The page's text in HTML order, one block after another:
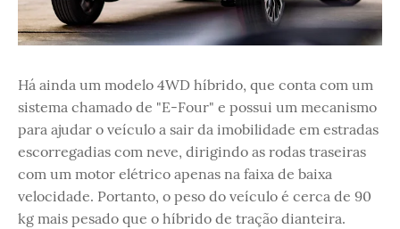
Há ainda um modelo 4WD híbrido, que conta com um
sistema chamado de "E-Four" e possui um mecanismo
para ajudar o veículo a sair da imobilidade em estradas
escorregadias com neve, dirigindo as rodas traseiras
com um motor elétrico apenas na faixa de baixa
velocidade. Portanto, o peso do veículo é cerca de 90
kg mais pesado que o híbrido de tração dianteira.